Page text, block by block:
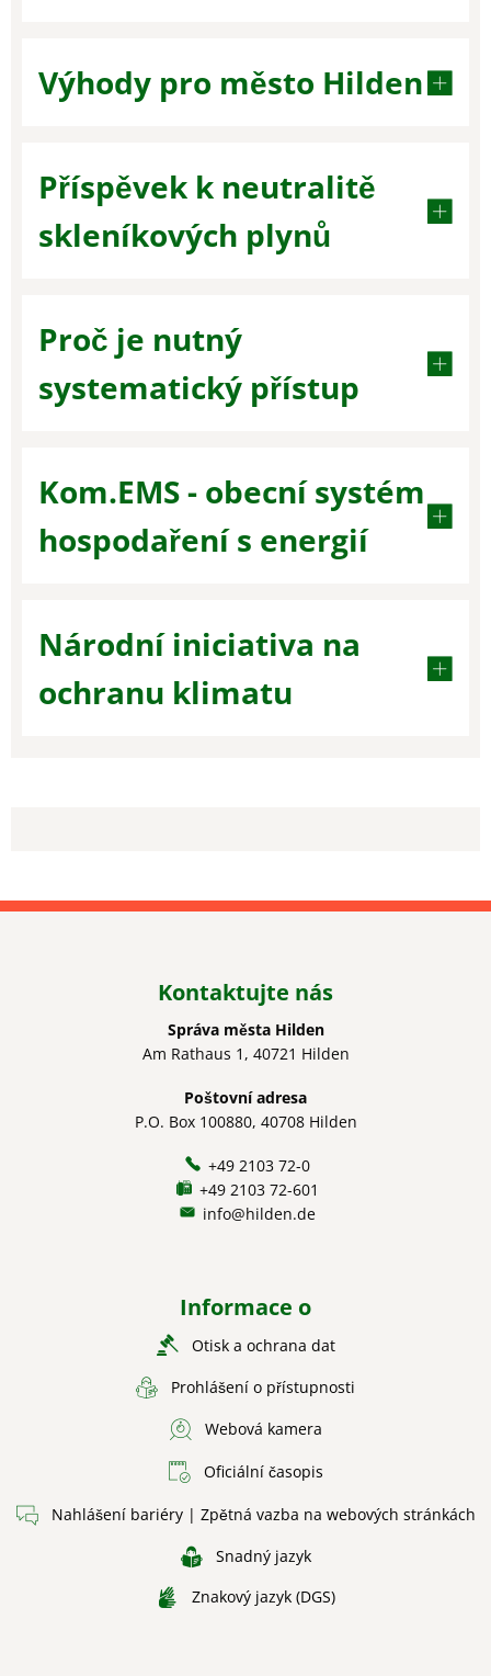
Výhody pro město Hilden
Příspěvek k neutralitě
skleníkových plynů
Proč je nutný
systematický přístup
Kom.EMS - obecní systém
hospodaření s energií
Národní iniciativa na
ochranu klimatu
Kontaktujte nás
Správa města Hilden
Am Rathaus 1, 40721 Hilden
Poštovní adresa
P.O. Box 100880, 40708 Hilden
+49 2103 72-0
+49 2103 72-601
info@hilden.de
Informace o
Otisk a ochrana dat
Prohlášení o přístupnosti
Webová kamera
Oficiální časopis
Nahlášení bariéry | Zpětná vazba na webových stránkách
Snadný jazyk
Znakový jazyk (DGS)